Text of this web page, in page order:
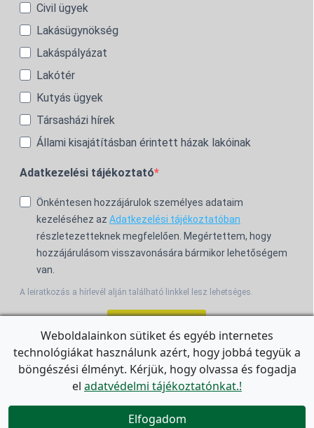
Civil ügyek
Lakásügynökség
Lakáspályázat
Lakótér
Kutyás ügyek
Társasházi hírek
Állami kisajátításban érintett házak lakóinak
Adatkezelési tájékoztató
Önkéntesen hozzájárulok személyes adataim
kezeléséhez az Adatkezelési tájékoztatóban
részletezetteknek megfelelően. Megértettem, hogy
hozzájárulásom visszavonására bármikor lehetőségem
van.
A leiratkozás a hírlevél alján található linkkel lesz lehetséges.
For the English Newsletter, clickHERE.

Weboldalainkon sütiket és egyéb internetes
technológiákat használunk azért, hogy jobbá tegyük a
böngészési élményt. Kérjük, hogy olvassa és fogadja
el adatvédelmi tájékoztatónkat.!
Elfogadom